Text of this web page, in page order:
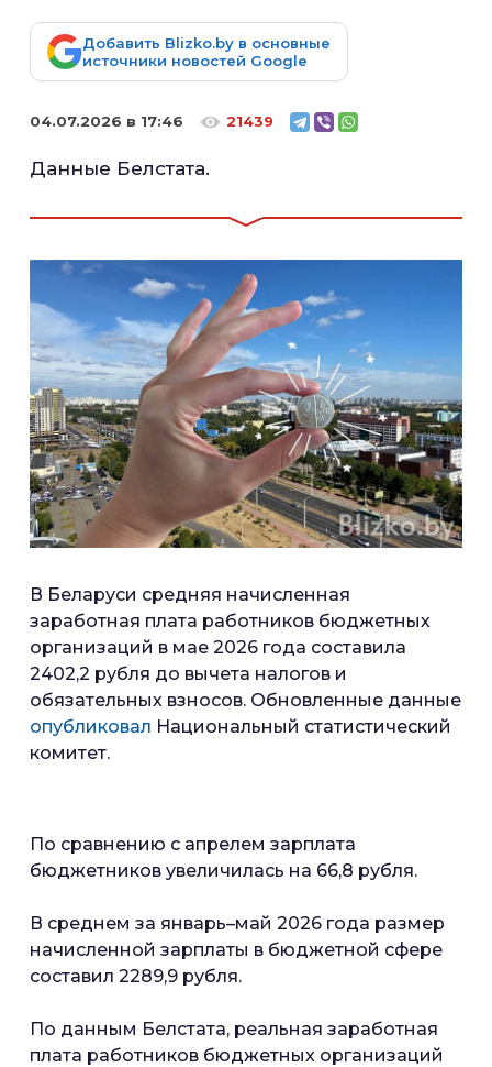
Добавить Blizko.by в основные
источники новостей Google
04.07.2026 в 17:46 21439
Данные Белстата.
В Беларуси средняя начисленная
заработная плата работников бюджетных
организаций в мае 2026 года составила
2402,2 рубля до вычета налогов и
обязательных взносов. Обновленные данные
опубликовал Национальный статистический
комитет.
По сравнению с апрелем зарплата
бюджетников увеличилась на 66,8 рубля.
В среднем за январь–май 2026 года размер
начисленной зарплаты в бюджетной сфере
составил 2289,9 рубля.
По данным Белстата, реальная заработная
плата работников бюджетных организаций